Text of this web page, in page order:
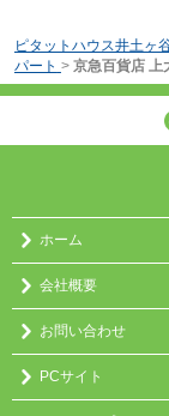
ピタットハウス井土ヶ
パート > 京急百貨店 上
ホーム
会社概要
お問い合わせ
PCサイト